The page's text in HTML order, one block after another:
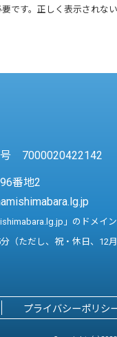
です。正しく表示されな
7000020422142
番地2
」のドメイ
（ただし、祝・休日、12
プライバシーポリシ